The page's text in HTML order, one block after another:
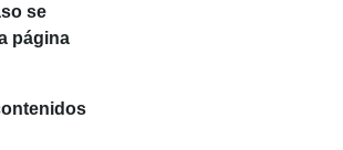
se
página